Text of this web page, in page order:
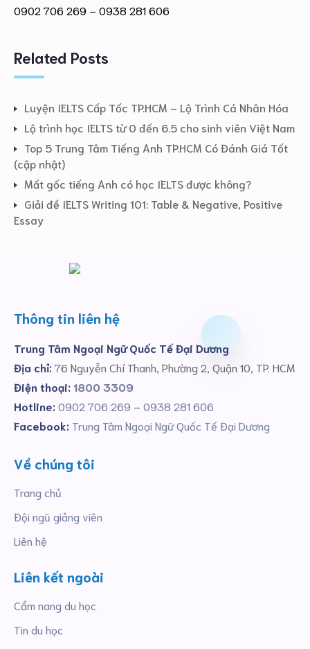
0902 706 269 – 0938 281 606
Related Posts
Luyện IELTS Cấp Tốc TP.HCM – Lộ Trình Cá Nhân Hóa
Lộ trình học IELTS từ 0 đến 6.5 cho sinh viên Việt Nam
Top 5 Trung Tâm Tiếng Anh TP.HCM Có Đánh Giá Tốt
(cập nhật)
Mất gốc tiếng Anh có học IELTS được không?
Giải đề IELTS Writing 101: Table & Negative, Positive
Essay
Thông tin liên hệ
Trung Tâm Ngoại Ngữ Quốc Tế Đại Dương
Địa chỉ: 76 Nguyễn Chí Thanh, Phường 2, Quận 10, TP. HCM
Điện thoại: 1800 3309
Hotline: 0902 706 269 – 0938 281 606
Facebook: Trung Tâm Ngoại Ngữ Quốc Tế Đại Dương
Về chúng tôi
Trang chủ
Đội ngũ giảng viên
Liên hệ
Liên kết ngoài
Cẩm nang du học
Tin du học